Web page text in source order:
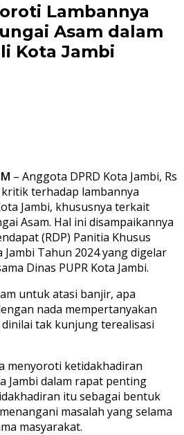
Lambannya
Asam dalam
Kota Jambi
– Anggota DPRD Kota Jambi, Rs
terhadap lambannya
Jambi, khususnya terkait
Asam. Hal ini disampaikannya
(RDP) Panitia Khusus
Jambi Tahun 2024 yang digelar
Dinas PUPR Kota Jambi.
untuk atasi banjir, apa
nada mempertanyakan
tak kunjung terealisasi
menyoroti ketidakhadiran
Jambi dalam rapat penting
itu sebagai bentuk
masalah yang selama
masyarakat.